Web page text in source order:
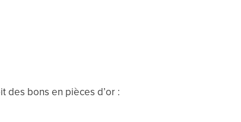
des bons en pièces d’or :